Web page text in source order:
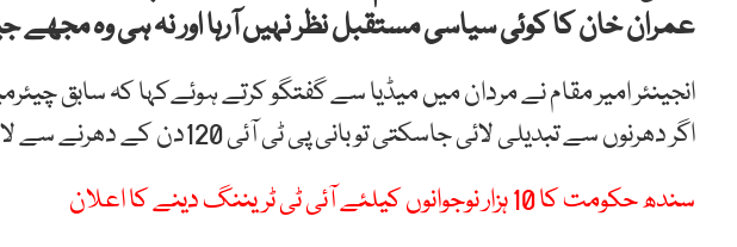
عمران خان کا کوئی سیاسی مستقبل نظر نہیں آرہا اور نہ ہی وہ مجھے
انجینئر امیر مقام نے مردان میں میڈیا سے گفتگو کرتے ہوئےکہا کہ سابق
اگر دھرنوں سے تبدیلی لائی جاسکتی تو بانی پی ٹی آئی 120دن کے دھرنے سے لا چکے ہوتے۔
سندھ حکومت کا 10 ہزار نوجوانوں کیلئے آئی ٹی ٹریننگ دینے کا اعلان